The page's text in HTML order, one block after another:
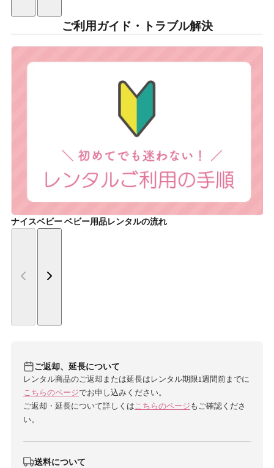
ご利用ガイド・トラブル解決
ナイスベビー ベビー用品レンタルの流れ
ご返却、延長について
レンタル商品のご返却または延長はレンタル期限1週間前までに
こちらのページでお申し込みください。
ご返却・延長について詳しくはこちらのページもご確認くださ
い。
送料について